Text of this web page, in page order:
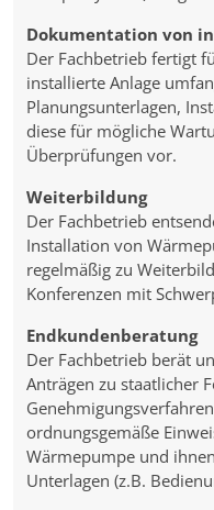
Dokumentation von
Der Fachbetrieb fertigt
installierte Anlage
Planungsunterlagen,
diese für mögliche
Überprüfungen vor.
Weiterbildung
Der Fachbetrieb
Installation von
regelmäßig zu
Konferenzen mit
Endkundenberatung
Der Fachbetrieb berät
Anträgen zu staatlicher
ordnungsgemäße
Wärmepumpe und
Unterlagen (z.B.